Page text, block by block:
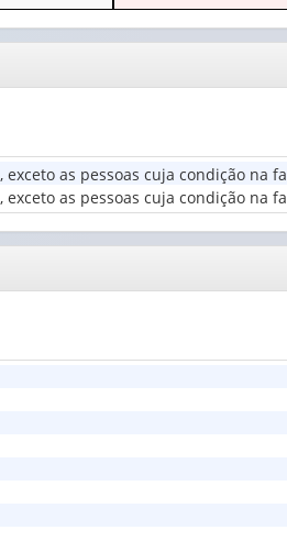
Ano
(1)
valor):
...
(1)
(possui
apenas
domicílio
as pessoas cuja condição na
as pessoas cuja condição